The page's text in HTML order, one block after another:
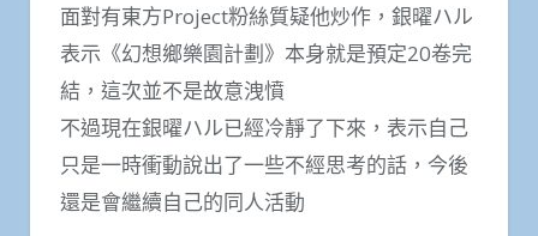
面對有東方Project粉絲質疑他炒作，銀曜ハル
表示《幻想鄉樂園計劃》本身就是預定20卷完
結，這次並不是故意洩憤
不過現在銀曜ハル已經冷靜了下來，表示自己
只是一時衝動說出了一些不經思考的話，今後
還是會繼續自己的同人活動